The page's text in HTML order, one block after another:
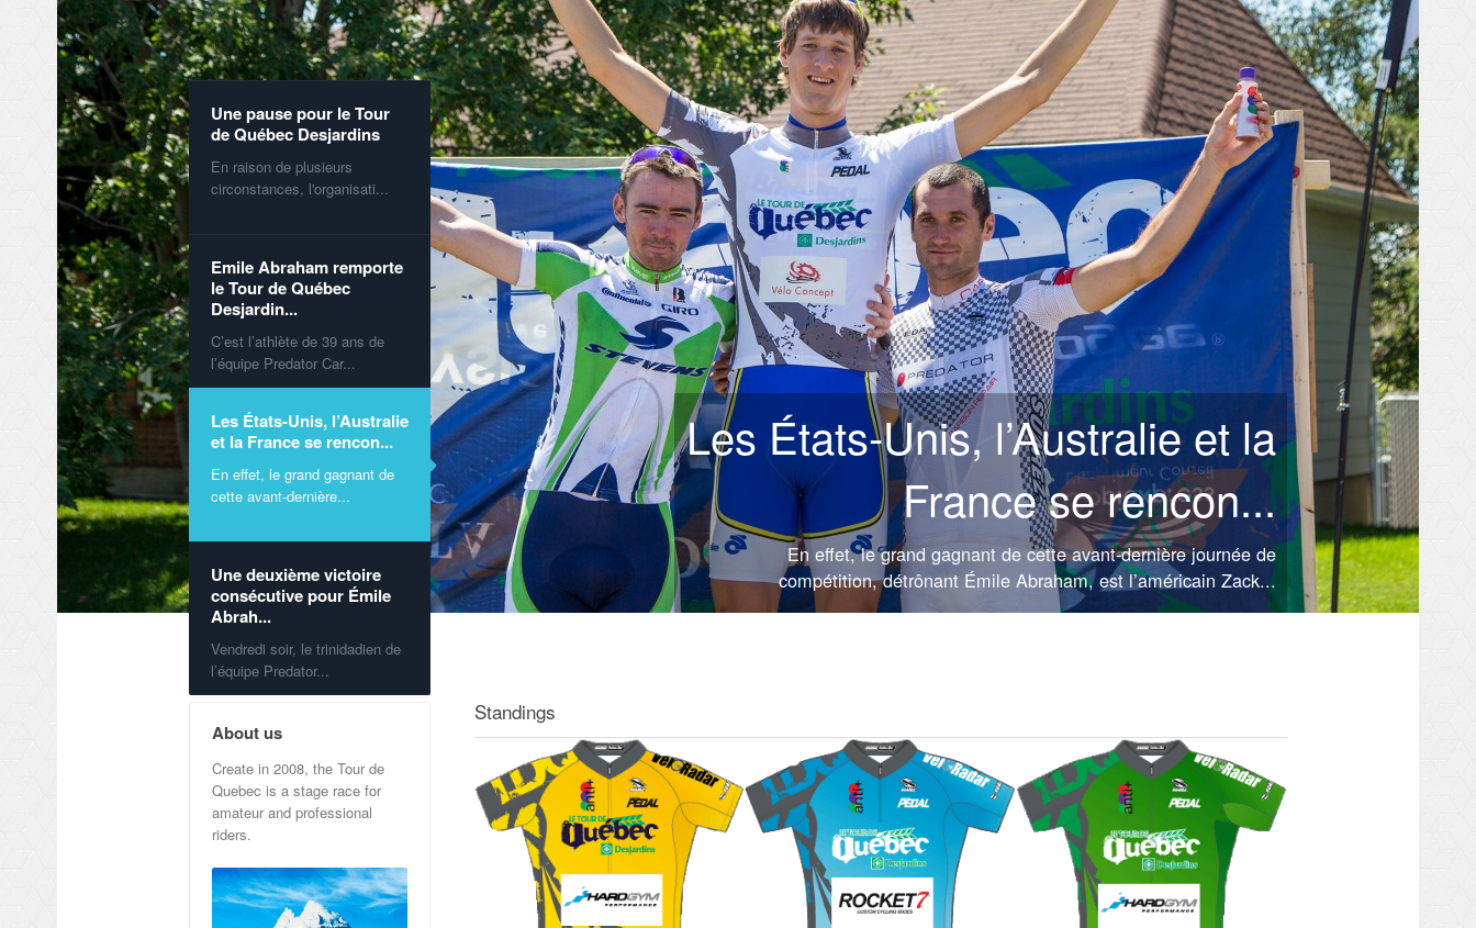
Les États-Unis, l’Australie et la
France se rencon...
En effet, le grand gagnant de cette avant-dernière journée de
compétition, détrônant Émile Abraham, est l’américain Zack...
Lors du mois d'octobre, le Tour
de Québec lance le...
Une pause pour le Tour
de Québec Desjardins
En raison de plusieurs
circonstances, l'organisati...
Emile Abraham remporte
le Tour de Québec
Desjardin...
C’est l’athlète de 39 ans de
l’équipe Predator Car...
Les États-Unis, l’Australie
et la France se rencon...
En effet, le grand gagnant de
cette avant-dernière...
Une deuxième victoire
consécutive pour Émile
Abrah...
Vendredi soir, le trinidadien de
l’équipe Predator...
Standings
About us
Create in 2008, the Tour de
Quebec is a stage race for
amateur and professional
riders.